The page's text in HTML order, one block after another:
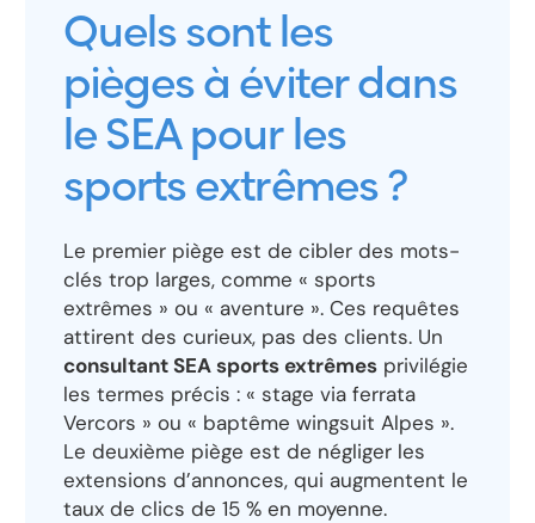
Quels sont les
pièges à éviter dans
le SEA pour les
sports extrêmes ?
Le premier piège est de cibler des mots-
clés trop larges, comme « sports
extrêmes » ou « aventure ». Ces requêtes
attirent des curieux, pas des clients. Un
consultant SEA sports extrêmes privilégie
les termes précis : « stage via ferrata
Vercors » ou « baptême wingsuit Alpes ».
Le deuxième piège est de négliger les
extensions d’annonces, qui augmentent le
taux de clics de 15 % en moyenne.